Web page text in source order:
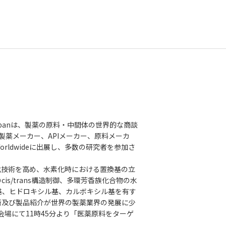
は、製薬の原料・中間体の世界的な商談
メーカー、APIメーカー、原料メーカ
に出展し、多数の研究者を参加さ
術を高め、水素化時における置換基の立
trans構造制御、多環芳香族化合物の水
ヒドロキシル基、カルボキシル基を有す
び製品紹介が世界の製薬業界の発展に少
場にて11時45分より「医薬原料をターゲ